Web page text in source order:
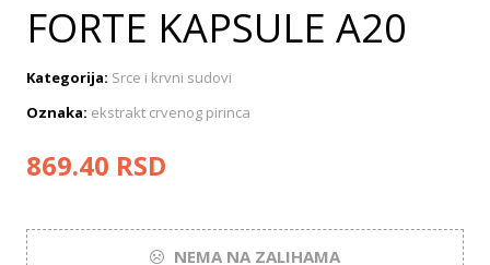
FORTE KAPSULE A20
Kategorija: Srce i krvni sudovi
Oznaka: ekstrakt crvenog pirinca
869.40 RSD
NEMA NA ZALIHAMA